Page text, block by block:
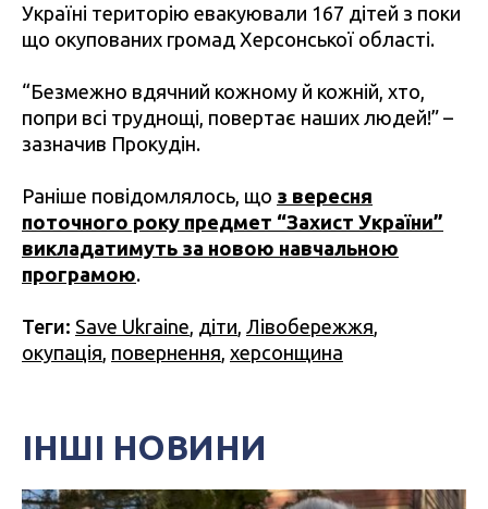
Україні територію евакуювали 167 дітей з поки
що окупованих громад Херсонської області.
“Безмежно вдячний кожному й кожній, хто,
попри всі труднощі, повертає наших людей!” –
зазначив Прокудін.
Раніше повідомлялось, що з вересня
поточного року предмет “Захист України”
викладатимуть за новою навчальною
програмою.
Теги: Save Ukraine, діти, Лівобережжя,
окупація, повернення, херсонщина
ІНШІ НОВИНИ